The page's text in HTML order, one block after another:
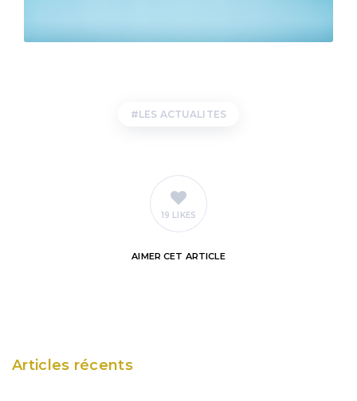
LES ACTUALITES
19 LIKES
AIMER CET ARTICLE
Articles récents